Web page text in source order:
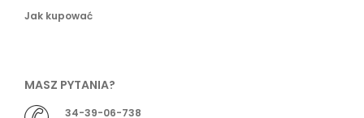
Jak kupować
MASZ PYTANIA?
34-39-06-738